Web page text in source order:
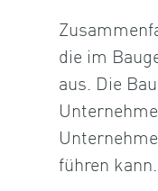
die im
aus. Die
führen kann.